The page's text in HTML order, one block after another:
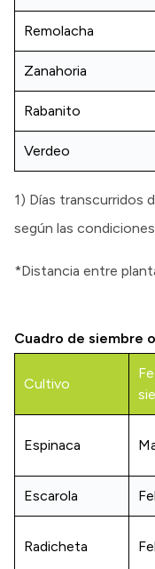
Remolacha
Zanahoria
Rabanito
Verdeo
1) Días transcurridos
según las
*Distancia entre
Cuadro de siembre
Cultivo
Espinaca
Escarola
Radicheta